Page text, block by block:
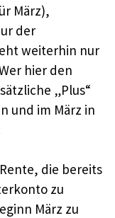
März),
der
weiterhin nur
hier den
„Plus“
und im März in
die bereits
zu
März zu